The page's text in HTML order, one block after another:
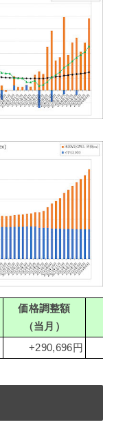
価格調整額
（当月）
+290,696円